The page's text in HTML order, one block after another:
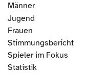
Männer
Jugend
Frauen
Stimmungsbericht
Spieler im Fokus
Statistik